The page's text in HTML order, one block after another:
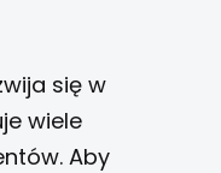
się w
wiele
Aby